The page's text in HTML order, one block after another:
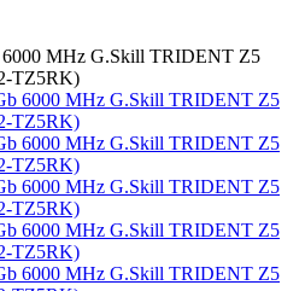
6000 MHz G.Skill TRIDENT Z5
TZ5RK)